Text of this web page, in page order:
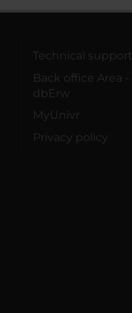
Technical support
Back office Area -
dbErw
MyUnivr
Privacy policy